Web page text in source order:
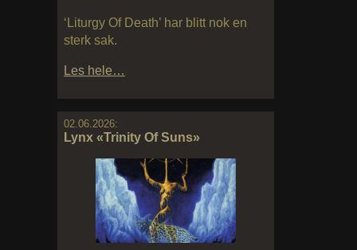
‘Liturgy Of Death’ har blitt nok en
sterk sak.
Les hele…
02.06.2026:
Lynx «Trinity Of Suns»